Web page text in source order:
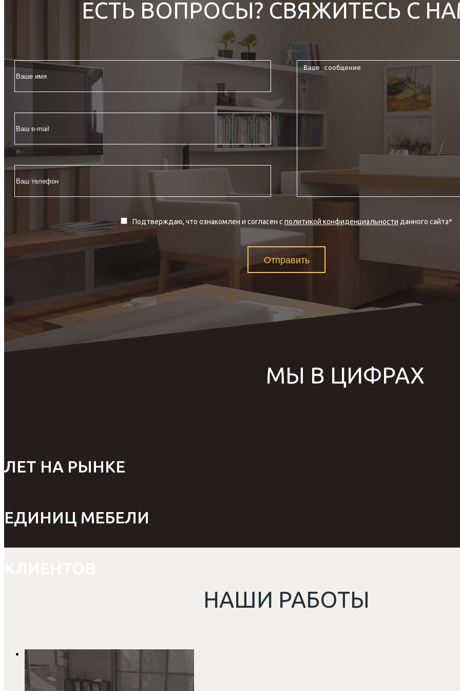
ЕСТЬ ВОПРОСЫ? СВЯЖИТЕСЬ С
Подтверждаю, что ознакомлен и согласен с политикой конфиденциальности данного сайта*
Отправить
МЫ В ЦИФРАХ
ЛЕТ НА РЫНКЕ
ЕДИНИЦ МЕБЕЛИ
НАШИ РАБОТЫ